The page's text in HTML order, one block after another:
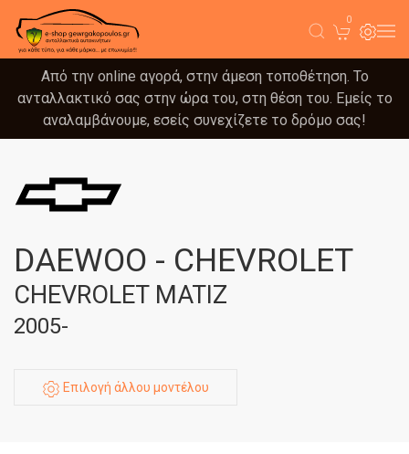
0
Από την online αγορά, στην άμεση τοποθέτηση. Το
ανταλλακτικό σας στην ώρα του, στη θέση του. Εμείς το
αναλαμβάνουμε, εσείς συνεχίζετε το δρόμο σας!
DAEWOO - CHEVROLET
CHEVROLET MATIZ
2005-
Επιλογή άλλου μοντέλου